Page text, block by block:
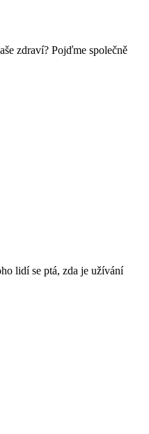
zdraví? Pojďme společně
lidí se ptá, zda je užívání